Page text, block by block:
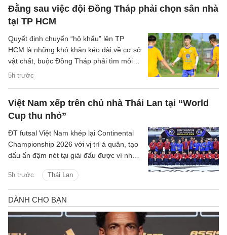
Đằng sau việc đội Đồng Tháp phải chọn sân nhà
tại TP HCM
5h trước
Quyết định chuyển “hộ khẩu” lên TP
HCM là những khó khăn kéo dài về cơ sở
vật chất, buộc Đồng Tháp phải tìm môi
trường phù hợp hơn để duy trì hoạt
Việt Nam xếp trên chủ nhà Thái Lan tại “World
Cup thu nhỏ”
5h trước Thái Lan
ĐT futsal Việt Nam khép lại Continental
Championship 2026 với vị trí á quân, tạo
dấu ấn đậm nét tại giải đấu được ví như